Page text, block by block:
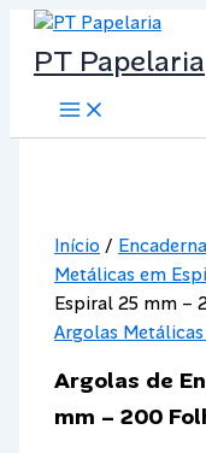
Skip
content
PT Papelaria
Main
Menu
Início /
Metálicas em
Espiral 25 mm –
Argolas
Argolas de
mm – 200